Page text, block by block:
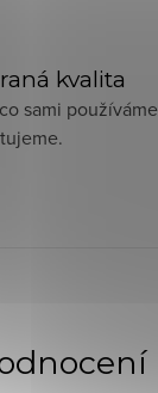
kvalita
sami používáme